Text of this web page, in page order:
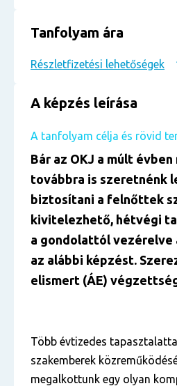
Tanfolyam ára
Részletfizetési lehetőségek
A képzés leírása
A tanfolyam célja és rövid
Bár az OKJ a múlt
továbbra is szeretnénk
biztosítani a felnőttek
kivitelezhető, hétvégi
a gondolattól vezérelve
az alábbi képzést.
elismert (ÁE)
Több évtizedes
szakemberek
megalkottunk egy olyan